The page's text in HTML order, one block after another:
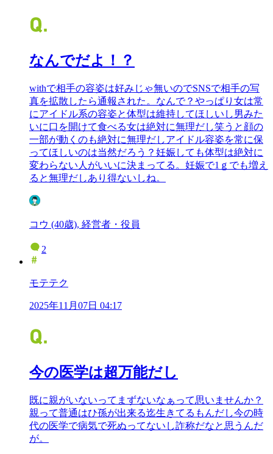
なんでだよ！？
withで相手の容姿は好みじゃ無いのでSNSで相手の写
真を拡散したら通報された。なんで？やっぱり女は常
にアイドル系の容姿と体型は維持してほしいし男みた
いに口を開けて食べる女は絶対に無理だし笑うと顔の
一部が動くのも絶対に無理だしアイドル容姿を常に保
ってほしいのは当然だろう？妊娠しても体型は絶対に
変わらない人がいいに決まってる。妊娠で1ｇでも増え
ると無理だしあり得ないしね。
コウ (40歳), 経営者・役員
2
モテテク
2025年11月07日 04:17
今の医学は超万能だし
既に親がいないってまずないなぁって思いませんか？
親って普通はひ孫が出来る迄生きてるもんだし今の時
代の医学で病気で死ぬってないし詐称だなと思うんだ
が。